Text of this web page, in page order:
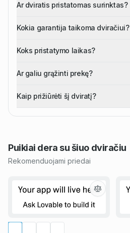
Ar dviratis pristatomas surinktas?
Kokia garantija taikoma dviračiui?
Koks pristatymo laikas?
Ar galiu grąžinti prekę?
Kaip prižiūrėti šį dviratį?
Puikiai dera su šiuo dviračiu
Rekomenduojami priedai